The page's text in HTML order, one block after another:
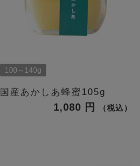
100～140g
国産あかしあ蜂蜜105g
1,080 税込